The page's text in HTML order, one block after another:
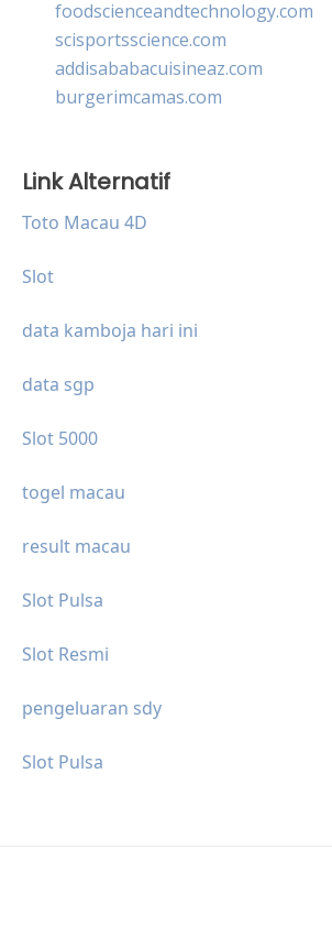
foodscienceandtechnology.com
scisportsscience.com
addisababacuisineaz.com
burgerimcamas.com
Link Alternatif
Toto Macau 4D
Slot
data kamboja hari ini
data sgp
Slot 5000
togel macau
result macau
Slot Pulsa
Slot Resmi
pengeluaran sdy
Slot Pulsa